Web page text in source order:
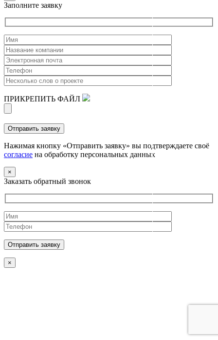
Заполните заявку
ПРИКРЕПИТЬ ФАЙЛ
Нажимая кнопку «Отправить заявку» вы подтверждаете своё
согласие на обработку персональных данных
×
Заказать обратный звонок
×